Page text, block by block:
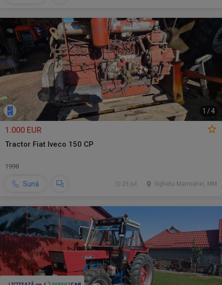
1 /4
1.000 EUR
Tractor Fiat Iveco 150 CP
1998
Sună Sighetu Marmatiei, MM
25 jul.